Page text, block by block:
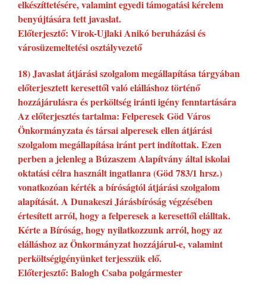
elkészíttetésére, valamint egyedi támogatási kérelem
benyújtására tett javaslat.
Előterjesztő: Virok-Ujlaki Anikó beruházási és
városüzemeltetési osztályvezető
18) Javaslat átjárási szolgalom megállapítása tárgyában
előterjesztett keresettől való elálláshoz történő
hozzájárulásra és perköltség iránti igény fenntartására
Az előterjesztés tartalma: Felperesek Göd Város
Önkormányzata és társai alperesek ellen átjárási
szolgalom megállapítása iránt pert indítottak. Ezen
perben a jelenleg a Búzaszem Alapítvány által iskolai
oktatási célra használt ingatlanra (Göd 783/1 hrsz.)
vonatkozóan kérték a bíróságtól átjárási szolgalom
alapítását. A Dunakeszi Járásbíróság végzésében
értesített arról, hogy a felperesek a keresettől elálltak.
Kérte a Bíróság, hogy nyilatkozzunk arról, hogy az
elálláshoz az Önkormányzat hozzájárul-e, valamint
perköltségigényünket terjesszük elő.
Előterjesztő: Balogh Csaba polgármester